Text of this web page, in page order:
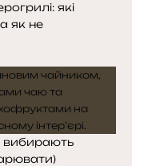
які
як не
вибирають